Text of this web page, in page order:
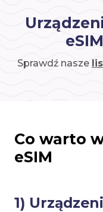
Sprawdź nasze
Co warto
eSIM
1)